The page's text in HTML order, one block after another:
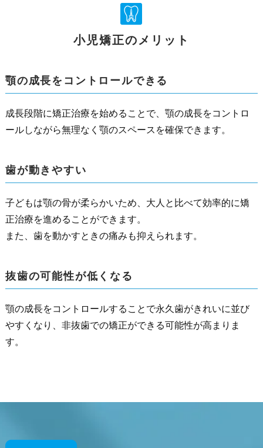
小児矯正のメリット
顎の成長をコントロールできる
成長段階に矯正治療を始めることで、顎の成長をコントロ
ールしながら無理なく顎のスペースを確保できます。
歯が動きやすい
子どもは顎の骨が柔らかいため、大人と比べて効率的に矯
正治療を進めることができます。
また、歯を動かすときの痛みも抑えられます。
抜歯の可能性が低くなる
顎の成長をコントロールすることで永久歯がきれいに並び
やすくなり、非抜歯での矯正ができる可能性が高まりま
す。